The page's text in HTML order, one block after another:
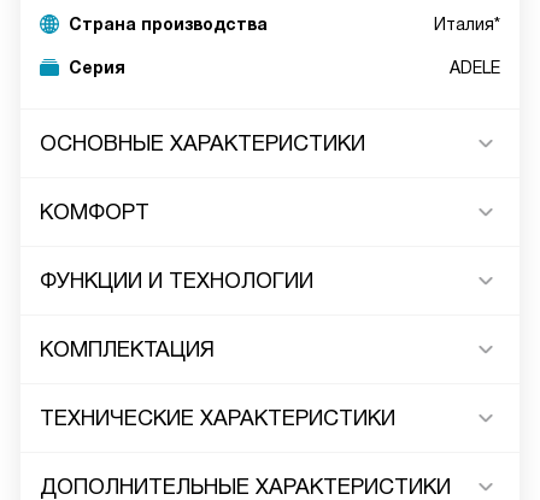
Страна производства Италия*
Серия ADELE
ОСНОВНЫЕ ХАРАКТЕРИСТИКИ
КОМФОРТ
ФУНКЦИИ И ТЕХНОЛОГИИ
КОМПЛЕКТАЦИЯ
ТЕХНИЧЕСКИЕ ХАРАКТЕРИСТИКИ
ДОПОЛНИТЕЛЬНЫЕ ХАРАКТЕРИСТИКИ